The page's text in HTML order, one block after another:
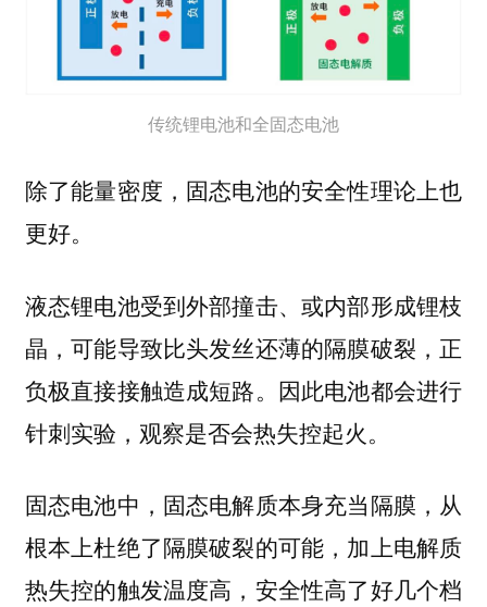
传统锂电池和全固态电池
除了能量密度，固态电池的安全性理论上也
更好。
液态锂电池受到外部撞击、或内部形成锂枝
晶，可能导致比头发丝还薄的隔膜破裂，正
负极直接接触造成短路。因此电池都会进行
针刺实验，观察是否会热失控起火。
固态电池中，固态电解质本身充当隔膜，从
根本上杜绝了隔膜破裂的可能，加上电解质
热失控的触发温度高，安全性高了好几个档